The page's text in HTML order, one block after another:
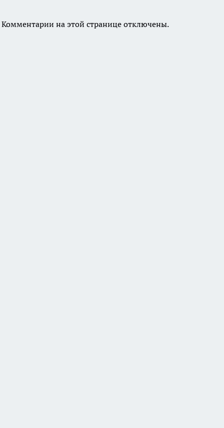
Комментарии на этой странице отключены.